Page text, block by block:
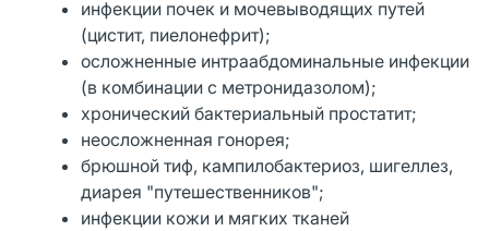
инфекции почек и мочевыводящих путей
(цистит, пиелонефрит);
осложненные интраабдоминальные инфекции
(в комбинации с метронидазолом);
хронический бактериальный простатит;
неосложненная гонорея;
брюшной тиф, кампилобактериоз, шигеллез,
диарея "путешественников";
инфекции кожи и мягких тканей